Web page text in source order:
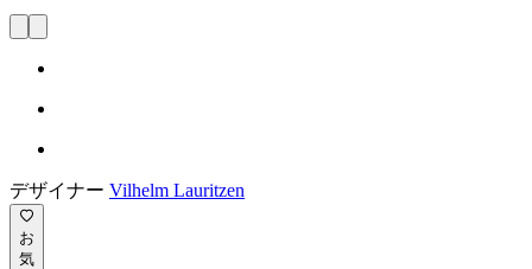
デザイナー Vilhelm Lauritzen
お
気